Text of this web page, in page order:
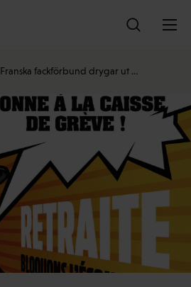
Franska fackförbund drygar ut …